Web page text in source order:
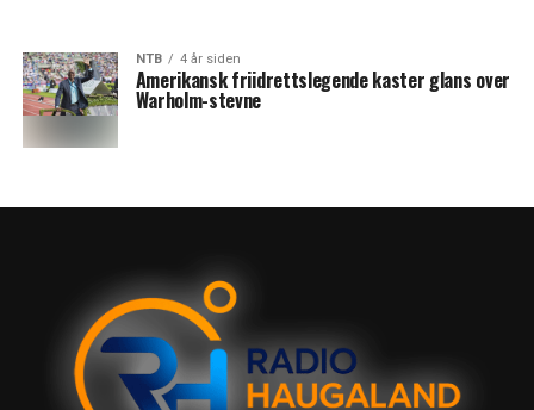
NTB 4 år siden
Amerikansk friidrettslegende kaster glans over
Warholm-stevne